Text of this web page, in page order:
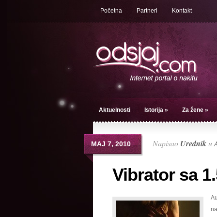
Početna Partneri Kontakt
Aktuelnosti Istorija » Za žene »
МАЈ 7, 2010 Napisao Urednik u
Vibrator sa